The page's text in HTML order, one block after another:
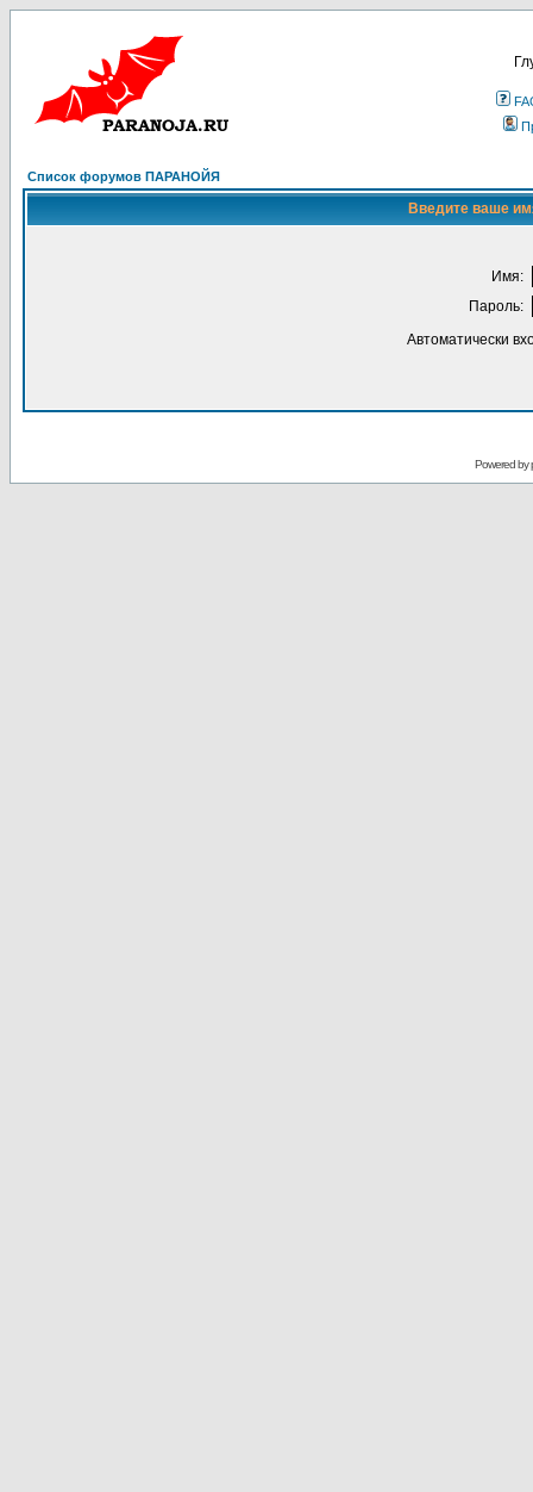
Список форумов ПАРАНОЙЯ
Введите ваше
Имя:
Пароль:
Автоматически
Powered by